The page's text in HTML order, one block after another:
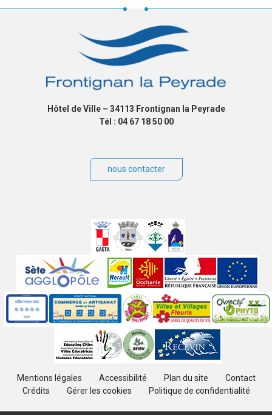
Hôtel de Ville – 34113 Frontignan la Peyrade
Tél : 04 67 18 50 00
nous contacter
partenaires
Labels
Mentions légales Accessibilité Plan du site
Contact
Crédits
Gérer les cookies Politique de confidentialité